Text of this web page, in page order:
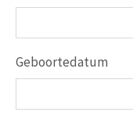
Geboortedatum